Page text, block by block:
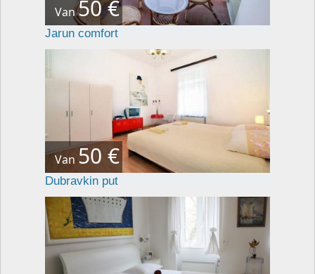
Van50 €
Jarun comfort
Van 50 €
Dubravkin put